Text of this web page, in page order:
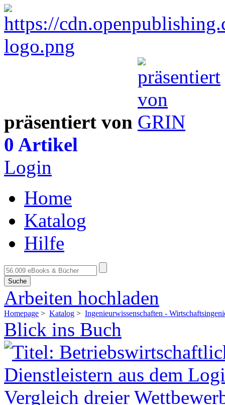
präsentiert von
0 Artikel
Login
Home
Katalog
Hilfe
Suche
Arbeiten hochladen
Homepage > Katalog > Ingenieurwissenschaften -
Blick ins Buch